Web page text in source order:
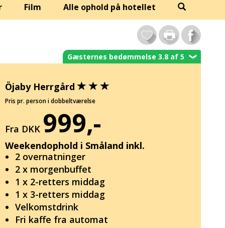
Film Alle ophold på hotellet
Gæsternes bedømmelse 3.8 af 5❯
Öjaby Herrgård
Pris pr. person i dobbeltværelse
Fra DKK 999,-
Weekendophold i Småland inkl.
2 overnatninger
2 x morgenbuffet
1 x 2-retters middag
1 x 3-retters middag
Velkomstdrink
Fri kaffe fra automat